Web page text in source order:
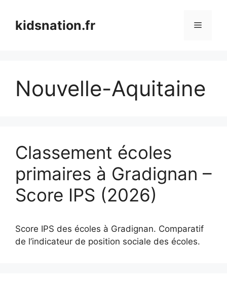
contenukidsnation.fr Menu
Nouvelle-Aquitaine
Classement écoles
primaires à Gradignan –
Score IPS (2026)
Score IPS des écoles à Gradignan. Comparatif
de l’indicateur de position sociale des écoles.